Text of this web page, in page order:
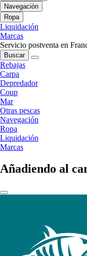
Navegación
Ropa
Liquidación
Marcas
Servicio postventa en
Buscar
Rebajas
Carpa
Depredador
Coup
Mar
Otras pescas
Navegación
Ropa
Liquidación
Marcas
Añadiendo al